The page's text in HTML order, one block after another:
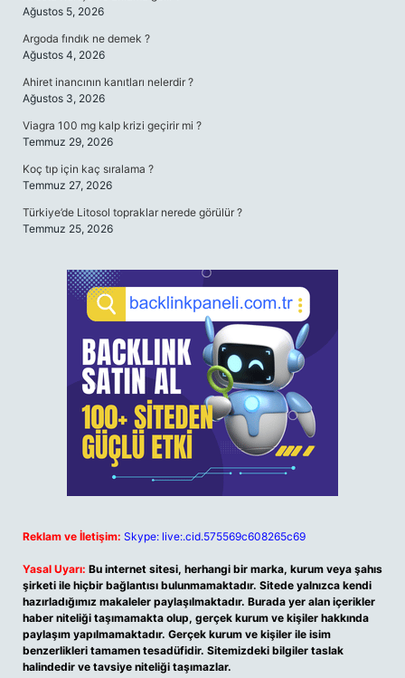
Ağustos 5, 2026
Argoda fındık ne demek ?
Ağustos 4, 2026
Ahiret inancının kanıtları nelerdir ?
Ağustos 3, 2026
Viagra 100 mg kalp krizi geçirir mi ?
Temmuz 29, 2026
Koç tıp için kaç sıralama ?
Temmuz 27, 2026
Türkiye’de Litosol topraklar nerede görülür ?
Temmuz 25, 2026
Reklam ve İletişim: Skype: live:.cid.575569c608265c69
Yasal Uyarı: Bu internet sitesi, herhangi bir marka, kurum veya şahıs
şirketi ile hiçbir bağlantısı bulunmamaktadır. Sitede yalnızca kendi
hazırladığımız makaleler paylaşılmaktadır. Burada yer alan içerikler
haber niteliği taşımamakta olup, gerçek kurum ve kişiler hakkında
paylaşım yapılmamaktadır. Gerçek kurum ve kişiler ile isim
benzerlikleri tamamen tesadüfidir. Sitemizdeki bilgiler taslak
halindedir ve tavsiye niteliği taşımazlar.